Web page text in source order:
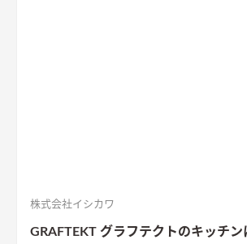
株式会社イシカワ
GRAFTEKT グラフテクトのキッチ